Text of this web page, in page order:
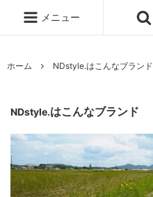
メニュー
ホーム NDstyle.はこんなブランド
NDstyle.はこんなブランド